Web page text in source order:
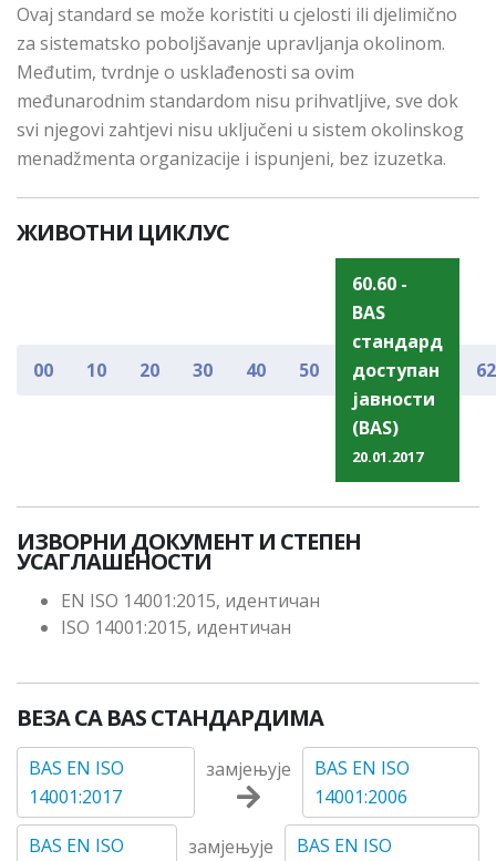
Ovaj standard se može koristiti u cjelosti ili djelimično
za sistematsko pobolјšavanje upravljanja okolinom.
Međutim, tvrdnje o usklađenosti sa ovim
međunarodnim standardom nisu prihvatlјive, sve dok
svi njegovi zahtjevi nisu uklјučeni u sistem okolinskog
menadžmenta organizacije i ispunjeni, bez izuzetka.
ЖИВОТНИ ЦИКЛУС
00 10 20 30 40 50
60.60 -
BAS
стандард
доступан
јавности
(BAS)
20.01.2017
62
ИЗВОРНИ ДОКУМЕНТ И СТЕПЕН
УСАГЛАШЕНОСТИ
EN ISO 14001:2015, идентичан
ISO 14001:2015, идентичан
ВЕЗА СА BAS СТАНДАРДИМА
BAS EN ISO
14001:2017
замјењује
BAS EN ISO
14001:2006
BAS EN ISO
замјењује
BAS EN ISO